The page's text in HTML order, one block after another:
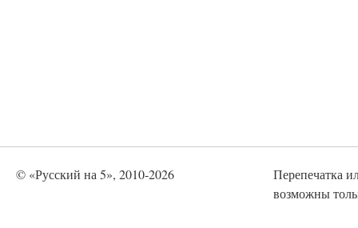
© «Русский на 5», 2010-2026
Перепечатка
возможны